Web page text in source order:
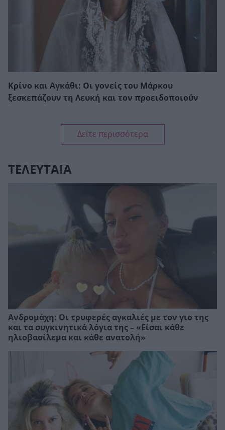
Κρίνο και Αγκάθι: Οι γονείς του Μάρκου
ξεσκεπάζουν τη Λευκή και τον προειδοποιούν
Δείτε περισσότερα
ΤΕΛΕΥΤΑΙΑ
Ανδρομάχη: Οι τρυφερές αγκαλιές με τον γιο της
και τα συγκινητικά λόγια της – «Είσαι κάθε
ηλιοβασίλεμα και κάθε ανατολή»